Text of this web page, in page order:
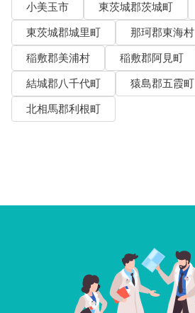
小美玉市
東茨城郡茨城町
東茨城郡城里町
那珂郡東海村
稲敷郡美浦村
稲敷郡阿見町
結城郡八千代町
猿島郡五霞町
北相馬郡利根町